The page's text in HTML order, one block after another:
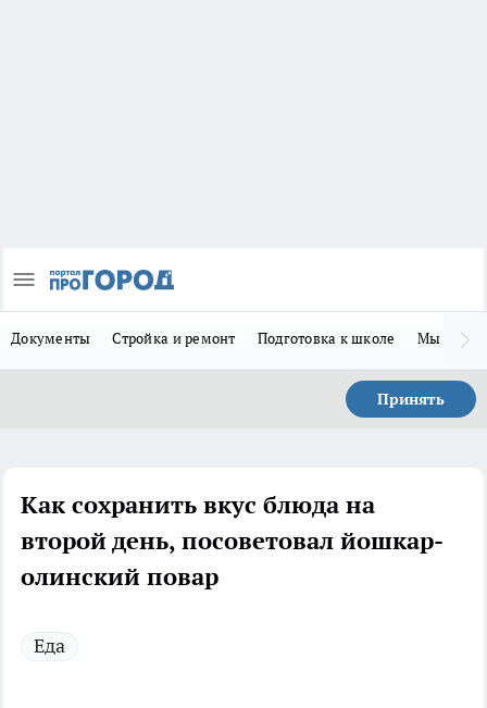
Документы Стройка и ремонт Подготовка к школе Мы в MAX
Принять
Как сохранить вкус блюда на
второй день, посоветовал йошкар-
олинский повар
Еда